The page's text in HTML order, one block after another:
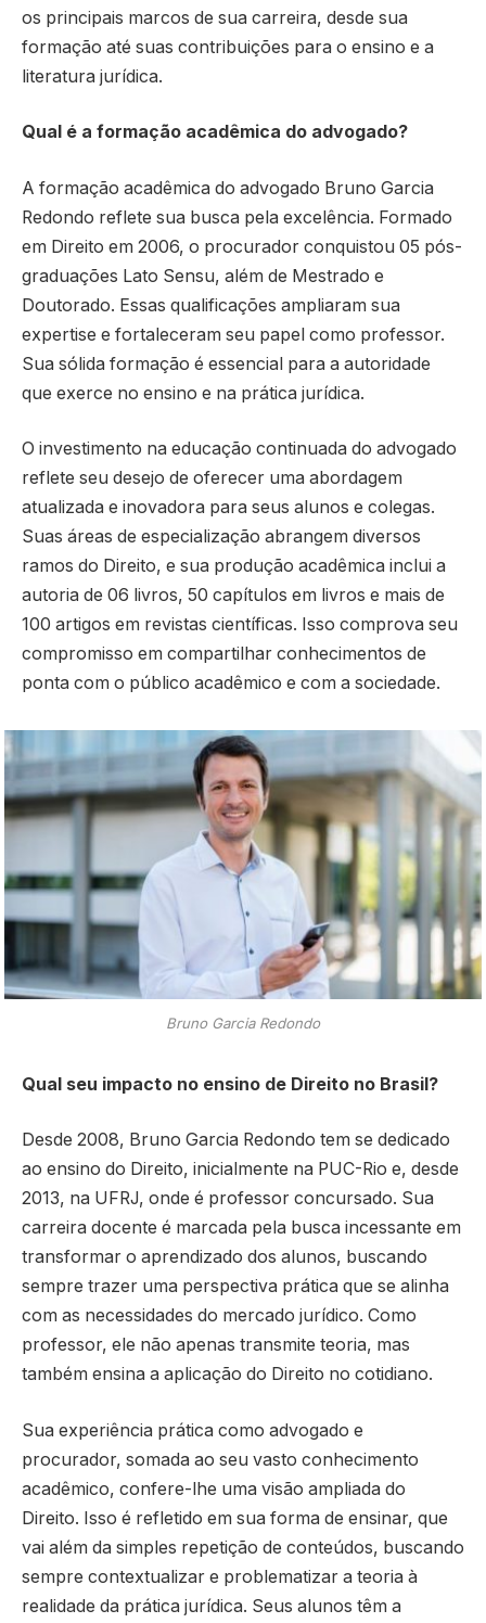
os principais marcos de sua carreira, desde sua
formação até suas contribuições para o ensino e a
literatura jurídica.
Qual é a formação acadêmica do advogado?
A formação acadêmica do advogado Bruno Garcia
Redondo reflete sua busca pela excelência. Formado
em Direito em 2006, o procurador conquistou 05 pós-
graduações Lato Sensu, além de Mestrado e
Doutorado. Essas qualificações ampliaram sua
expertise e fortaleceram seu papel como professor.
Sua sólida formação é essencial para a autoridade
que exerce no ensino e na prática jurídica.
O investimento na educação continuada do advogado
reflete seu desejo de oferecer uma abordagem
atualizada e inovadora para seus alunos e colegas.
Suas áreas de especialização abrangem diversos
ramos do Direito, e sua produção acadêmica inclui a
autoria de 06 livros, 50 capítulos em livros e mais de
100 artigos em revistas científicas. Isso comprova seu
compromisso em compartilhar conhecimentos de
ponta com o público acadêmico e com a sociedade.
Bruno Garcia Redondo
Qual seu impacto no ensino de Direito no Brasil?
Desde 2008, Bruno Garcia Redondo tem se dedicado
ao ensino do Direito, inicialmente na PUC-Rio e, desde
2013, na UFRJ, onde é professor concursado. Sua
carreira docente é marcada pela busca incessante em
transformar o aprendizado dos alunos, buscando
sempre trazer uma perspectiva prática que se alinha
com as necessidades do mercado jurídico. Como
professor, ele não apenas transmite teoria, mas
também ensina a aplicação do Direito no cotidiano.
Sua experiência prática como advogado e
procurador, somada ao seu vasto conhecimento
acadêmico, confere-lhe uma visão ampliada do
Direito. Isso é refletido em sua forma de ensinar, que
vai além da simples repetição de conteúdos, buscando
sempre contextualizar e problematizar a teoria à
realidade da prática jurídica. Seus alunos têm a